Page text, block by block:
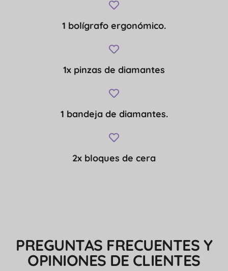
1 bolígrafo ergonómico.
1x pinzas de diamantes
1 bandeja de diamantes.
2x bloques de cera
PREGUNTAS FRECUENTES Y
OPINIONES DE CLIENTES